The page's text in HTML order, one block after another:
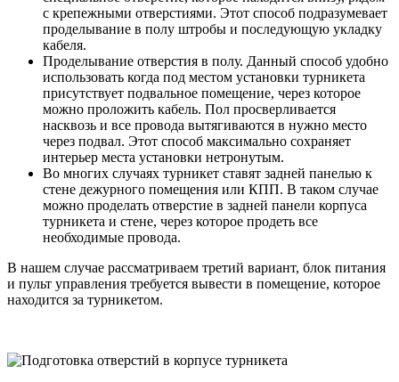
с крепежными отверстиями. Этот способ подразумевает
проделывание в полу штробы и последующую укладку
кабеля.
Проделывание отверстия в полу. Данный способ удобно
использовать когда под местом установки турникета
присутствует подвальное помещение, через которое
можно проложить кабель. Пол просверливается
насквозь и все провода вытягиваются в нужно место
через подвал. Этот способ максимально сохраняет
интерьер места установки нетронутым.
Во многих случаях турникет ставят задней панелью к
стене дежурного помещения или КПП. В таком случае
можно проделать отверстие в задней панели корпуса
турникета и стене, через которое продеть все
необходимые провода.
В нашем случае рассматриваем третий вариант, блок питания
и пульт управления требуется вывести в помещение, которое
находится за турникетом.